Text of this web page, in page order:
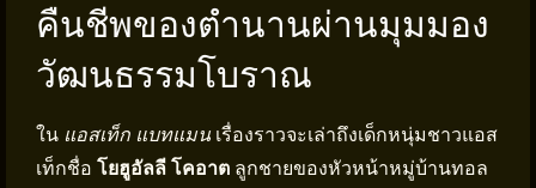
คืนชีพของตำนานผ่านมุมมอง
วัฒนธรรมโบราณ
ใน แอสเท็ก แบทแมน เรื่องราวจะเล่าถึงเด็กหนุ่มชาวแอส
เท็กชื่อ โยฮูอัลลี โคอาต ลูกชายของหัวหน้าหมู่บ้านทอล